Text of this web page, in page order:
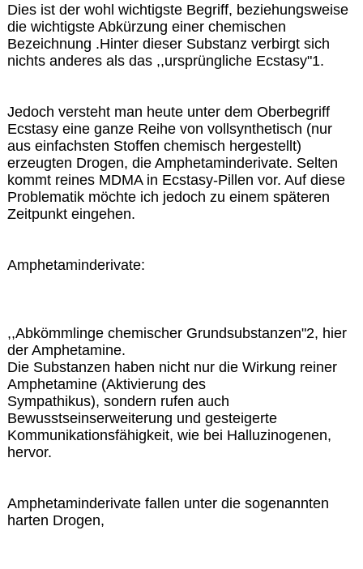
Dies ist der wohl wichtigste Begriff, beziehungsweise
die wichtigste Abkürzung einer chemischen
Bezeichnung .Hinter dieser Substanz verbirgt sich
nichts anderes als das ,,ursprüngliche Ecstasy"1.
Jedoch versteht man heute unter dem Oberbegriff
Ecstasy eine ganze Reihe von vollsynthetisch (nur
aus einfachsten Stoffen chemisch hergestellt)
erzeugten Drogen, die Amphetaminderivate. Selten
kommt reines MDMA in Ecstasy-Pillen vor. Auf diese
Problematik möchte ich jedoch zu einem späteren
Zeitpunkt eingehen.
Amphetaminderivate:
,,Abkömmlinge chemischer Grundsubstanzen"2, hier
der Amphetamine.
Die Substanzen haben nicht nur die Wirkung reiner
Amphetamine (Aktivierung des
Sympathikus), sondern rufen auch
Bewusstseinserweiterung und gesteigerte
Kommunikationsfähigkeit, wie bei Halluzinogenen,
hervor.
Amphetaminderivate fallen unter die sogenannten
harten Drogen,